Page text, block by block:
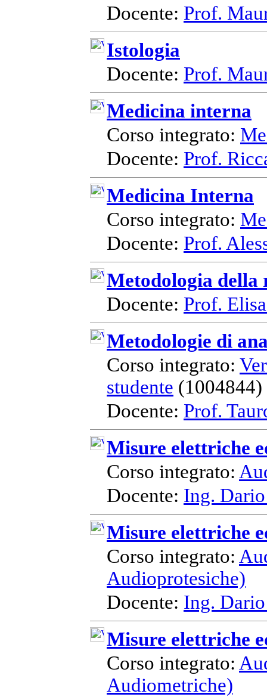
Docente: Prof.
Istologia
Docente: Prof.
Medicina interna
Corso integrato:
Docente: Prof.
Medicina Interna
Corso integrato:
Docente: Prof.
Metodologia della
Docente: Prof.
Metodologie di
Corso integrato:
studente (1004844)
Docente: Prof.
Misure elettriche
Corso integrato:
Docente: Ing.
Misure elettriche
Corso integrato:
Audioprotesiche)
Docente: Ing.
Misure elettriche
Corso integrato:
Audiometriche)